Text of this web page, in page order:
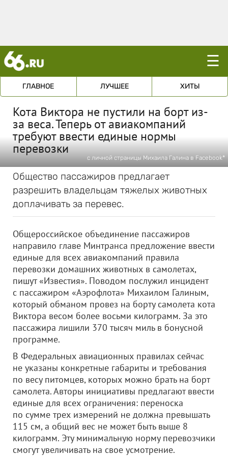
☰
ГЛАВНОЕ ЛУЧШЕЕ ХИТЫ
Кота Виктора не пустили на борт из-
за веса. Теперь от авиакомпаний
требуют ввести единые нормы
перевозки
с личной страницы Михаила Галина в Facebook*
Общество пассажиров предлагает
разрешить владельцам тяжелых животных
доплачивать за перевес.
Общероссийское объединение пассажиров
направило главе Минтранса предложение ввести
единые для всех авиакомпаний правила
перевозки домашних животных в самолетах,
пишут «Известия». Поводом послужил инцидент
с пассажиром «Аэрофлота» Михаилом Галиным,
который обманом провез на борту самолета кота
Виктора весом более восьми килограмм. За это
пассажира лишили 370 тысяч миль в бонусной
программе.
В Федеральных авиационных правилах сейчас
не указаны конкретные габариты и требования
по весу питомцев, которых можно брать на борт
самолета. Авторы инициативы предлагают ввести
единые для всех ограничения: переноска
по сумме трех измерений не должна превышать
115 см, а общий вес не может быть выше 8
килограмм. Эту минимальную норму перевозчики
смогут увеличивать на свое усмотрение.